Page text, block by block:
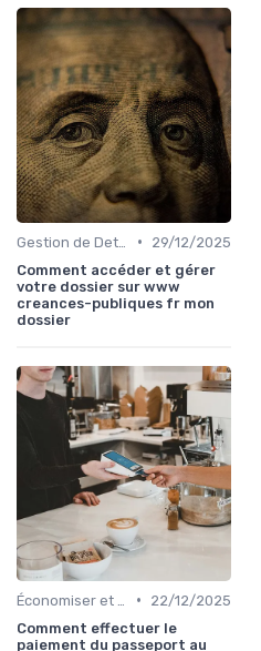
•
29/12/2025
Comment accéder et gérer
votre dossier sur www
creances-publiques fr mon
dossier
•
22/12/2025
Comment effectuer le
paiement du passeport au